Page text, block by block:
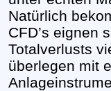
Natürlich
CFD’s eignen
Totalverlusts
überlegen mit